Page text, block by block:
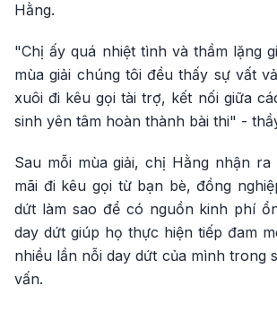
Hằng.
"Chị ấy quá nhiệt tình và thầm lặng
mùa giải chúng tôi đều thấy sự vất
xuôi đi kêu gọi tài trợ, kết nối giữa
sinh yên tâm hoàn thành bài thi" -
Sau mỗi mùa giải, chị Hằng nhận
mãi đi kêu gọi từ bạn bè, đồng
dứt làm sao để có nguồn kinh phí
day dứt giúp họ thực hiện tiếp đam
nhiều lần nỗi day dứt của mình trong
vấn.